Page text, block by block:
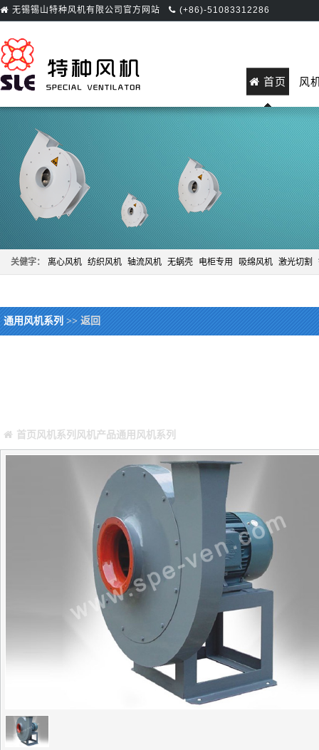
无锡锡山特种风机有限公司官方网站 (+86)-51083312286
首页 风
关健字： 离心风机 纺织风机 轴流风机 无蜗壳 电柜专用 吸绵风机 激光切割
通用风机系列 >> 返回
首页 风机系列 风机产品通用风机系列